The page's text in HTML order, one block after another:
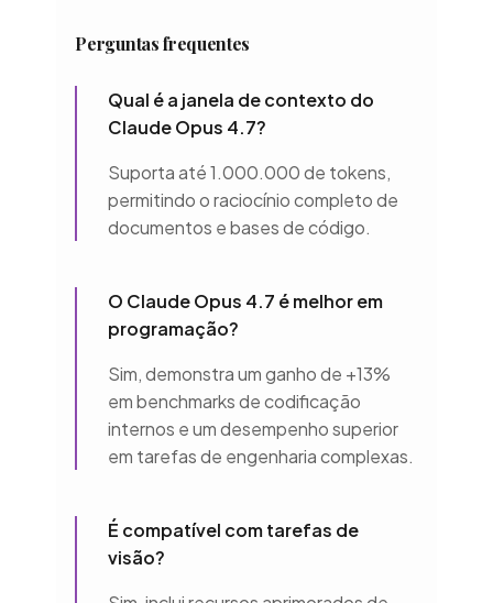
Perguntas frequentes
Qual é a janela de contexto do
Claude Opus 4.7?
Suporta até 1.000.000 de tokens,
permitindo o raciocínio completo de
documentos e bases de código.
O Claude Opus 4.7 é melhor em
programação?
Sim, demonstra um ganho de +13%
em benchmarks de codificação
internos e um desempenho superior
em tarefas de engenharia complexas.
É compatível com tarefas de
visão?